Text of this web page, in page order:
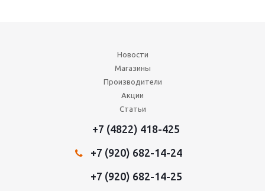
Новости
Магазины
Производители
Акции
Статьи
+7 (4822) 418-425
+7 (920) 682-14-24
+7 (920) 682-14-25